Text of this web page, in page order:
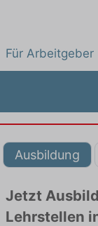
Für Arbeitgeber
Ausbildung
Jetzt
Lehrstellen